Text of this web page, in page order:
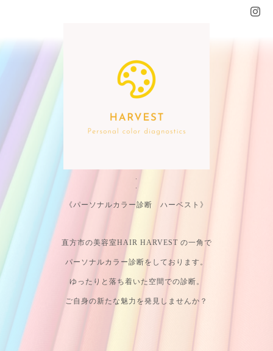
.
.
《パーソナルカラー診断 ハーベスト》
直方市の美容室HAIR HARVEST の一角で
パーソナルカラー診断をしております。
ゆったりと落ち着いた空間での診断。
ご自身の新たな魅力を発見しませんか？